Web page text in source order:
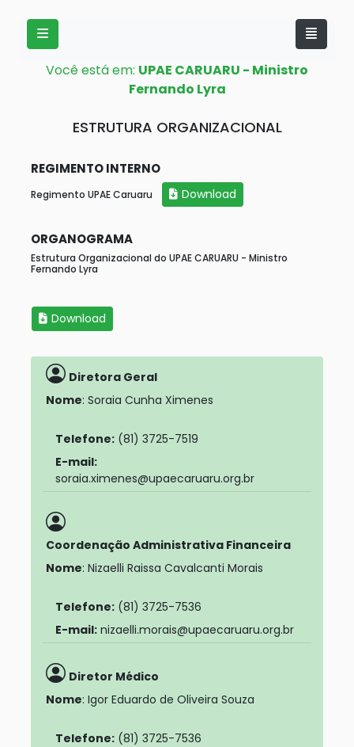
Você está em: UPAE CARUARU - Ministro
Fernando Lyra
ESTRUTURA ORGANIZACIONAL
REGIMENTO INTERNO
Regimento UPAE Caruaru Download
ORGANOGRAMA
Estrutura Organizacional do UPAE CARUARU - Ministro
Fernando Lyra
Download
Diretora Geral
Nome: Soraia Cunha Ximenes
Telefone: (81) 3725-7519
E-mail:
soraia.ximenes@upaecaruaru.org.br
Coordenação Administrativa Financeira
Nome: Nizaelli Raissa Cavalcanti Morais
Telefone: (81) 3725-7536
E-mail: nizaelli.morais@upaecaruaru.org.br
Diretor Médico
Nome: Igor Eduardo de Oliveira Souza
Telefone: (81) 3725-7536